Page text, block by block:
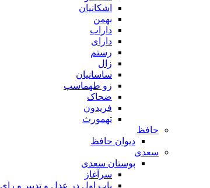
اشکانیان
بهمن
داراب
دارای
رستم
زال
ساسانیان
زو طهماسپ‏
ضحاک
فریدون
تهمورث
حافظ
دیوان حافظ
سعدی
بوستان سعدی
سرآغاز
باب اول در عدل و تدبیر و رای